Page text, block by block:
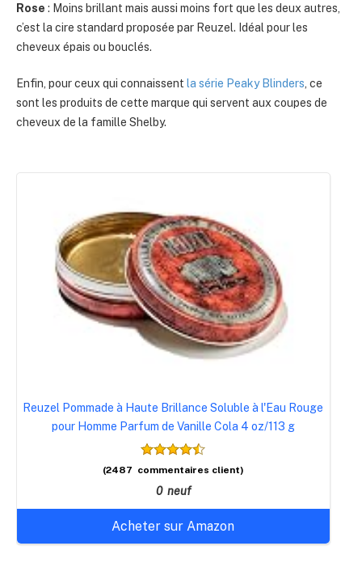
Rose : Moins brillant mais aussi moins fort que les deux autres,
c’est la cire standard proposée par Reuzel. Idéal pour les
cheveux épais ou bouclés.
Enfin, pour ceux qui connaissent la série Peaky Blinders, ce
sont les produits de cette marque qui servent aux coupes de
cheveux de la famille Shelby.
Reuzel Pommade à Haute Brillance Soluble à l'Eau Rouge
pour Homme Parfum de Vanille Cola 4 oz/113 g
(2487 commentaires client)
0 neuf
Acheter sur Amazon